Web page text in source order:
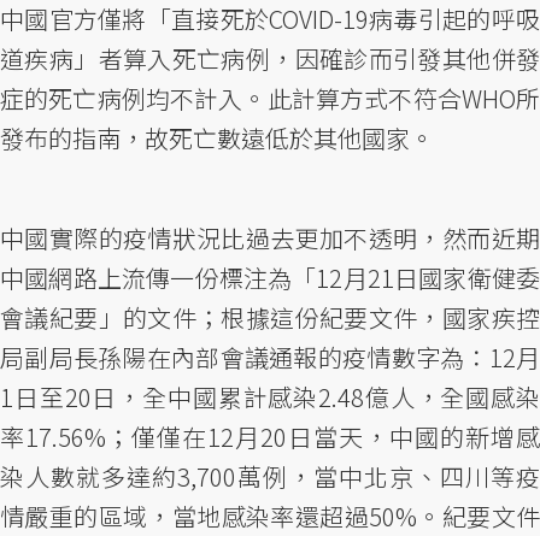
中國官方僅將「直接死於COVID-19病毒引起的呼吸
道疾病」者算入死亡病例，因確診而引發其他併發
症的死亡病例均不計入。此計算方式不符合WHO所
發布的指南，故死亡數遠低於其他國家。
中國實際的疫情狀況比過去更加不透明，然而近期
中國網路上流傳一份標注為「12月21日國家衛健委
會議紀要」的文件；根據這份紀要文件，國家疾控
局副局長孫陽在內部會議通報的疫情數字為：12月
1日至20日，全中國累計感染2.48億人，全國感染
率17.56%；僅僅在12月20日當天，中國的新增感
染人數就多達約3,700萬例，當中北京、四川等疫
情嚴重的區域，當地感染率還超過50%。紀要文件